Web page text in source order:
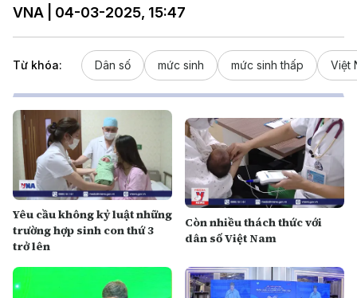
VNA | 04-03-2025, 15:47
Từ khóa: Dân số mức sinh mức sinh thấp Việt
Yêu cầu không kỷ luật những
trường hợp sinh con thứ 3
trở lên
Còn nhiều thách thức với
dân số Việt Nam